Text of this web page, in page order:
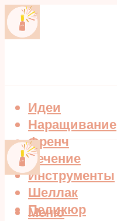
Идеи
Наращивание
Френч
Лечение
Инструменты
Шеллак
Педикюр
Меню